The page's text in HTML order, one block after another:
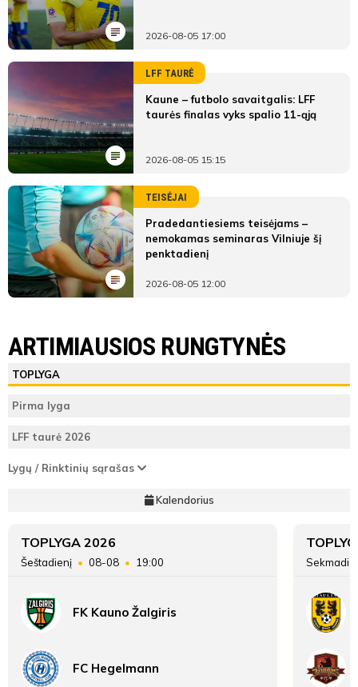
2026-08-05 17:00
LFF TAURĖ
Kaune – futbolo savaitgalis: LFF
taurės finalas vyks spalio 11-ąją
2026-08-05 15:15
TEISĖJAI
Pradedantiesiems teisėjams –
nemokamas seminaras Vilniuje šį
penktadienį
2026-08-05 12:00
"Feniksas"
City"
5
"Marijampolė City"
Kauno FK "Feniksas"
Varžybų
ARTIMIAUSIOS RUNGTYNĖS
TOPLYGA
Pirma lyga
LFF taurė 2026
Lygų / Rinktinių sąrašas
Kalendorius
TOPLYGA 2026
Šeštadienį 08-08 19:00
FK Kauno Žalgiris
FC Hegelmann